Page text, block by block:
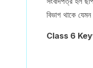
বিভাগ থাকে
Class 6